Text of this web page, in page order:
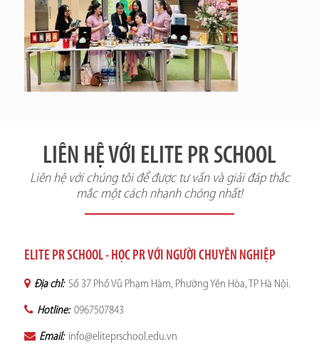
LIÊN HỆ VỚI ELITE PR SCHOOL
Liên hệ với chúng tôi để được tư vấn và giải đáp thắc
mắc một cách nhanh chóng nhất!
ELITE PR SCHOOL - HỌC PR VỚI NGƯỜI CHUYÊN NGHIỆP
Địa chỉ: Số 37 Phố Vũ Phạm Hàm, Phường Yên Hòa, TP Hà Nội.
Hotline: 0967507843
Email: info@eliteprschool.edu.vn